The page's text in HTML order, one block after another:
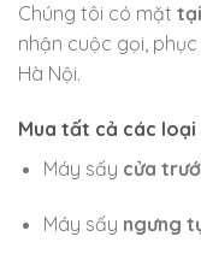
Chúng tôi có mặt
nhận cuộc gọi,
Hà Nội.
Mua tất cả các loại
Máy sấy cửa
Máy sấy ngưng